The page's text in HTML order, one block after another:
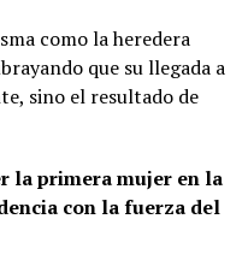
como la heredera
que su llegada a
sino el resultado de
la primera mujer en la
con la fuerza del